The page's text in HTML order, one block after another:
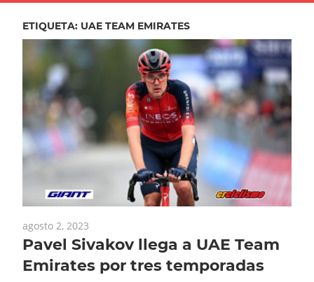
ETIQUETA: UAE TEAM EMIRATES
agosto 2, 2023
Pavel Sivakov llega a UAE Team
Emirates por tres temporadas